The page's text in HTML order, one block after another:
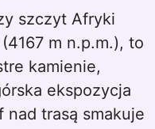
szczyt Afryki
m n.p.m.), to
kamienie,
ekspozycja
nad trasą smakuje